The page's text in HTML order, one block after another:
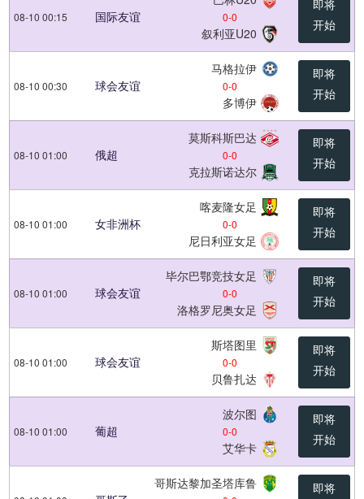
08-10 00:15 国际友谊 0-0
叙利亚U20
即将
开始
08-10 00:30 球会友谊
马格拉伊
0-0
多博伊
即将
开始
08-10 01:00 俄超
莫斯科斯巴达
0-0
克拉斯诺达尔
即将
开始
08-10 01:00 女非洲杯
喀麦隆女足
0-0
尼日利亚女足
即将
开始
08-10 01:00 球会友谊
毕尔巴鄂竞技女足
0-0
洛格罗尼奥女足
即将
开始
08-10 01:00 球会友谊
斯塔图里
0-0
贝鲁扎达
即将
开始
08-10 01:00 葡超
波尔图
0-0
艾华卡
即将
开始
哥斯达黎加圣塔库鲁
即将